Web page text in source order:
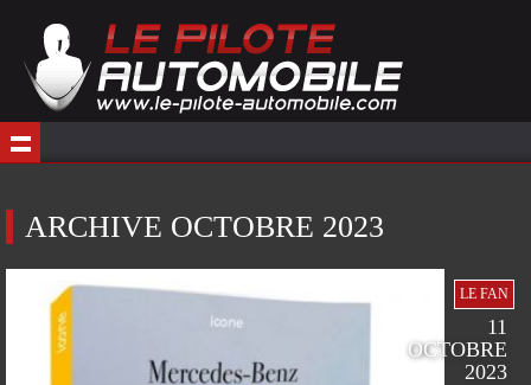
ARCHIVE OCTOBRE 2023
LE FAN
11
OCTOBRE
2023